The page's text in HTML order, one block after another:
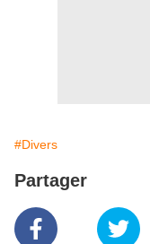
#Divers
Partager